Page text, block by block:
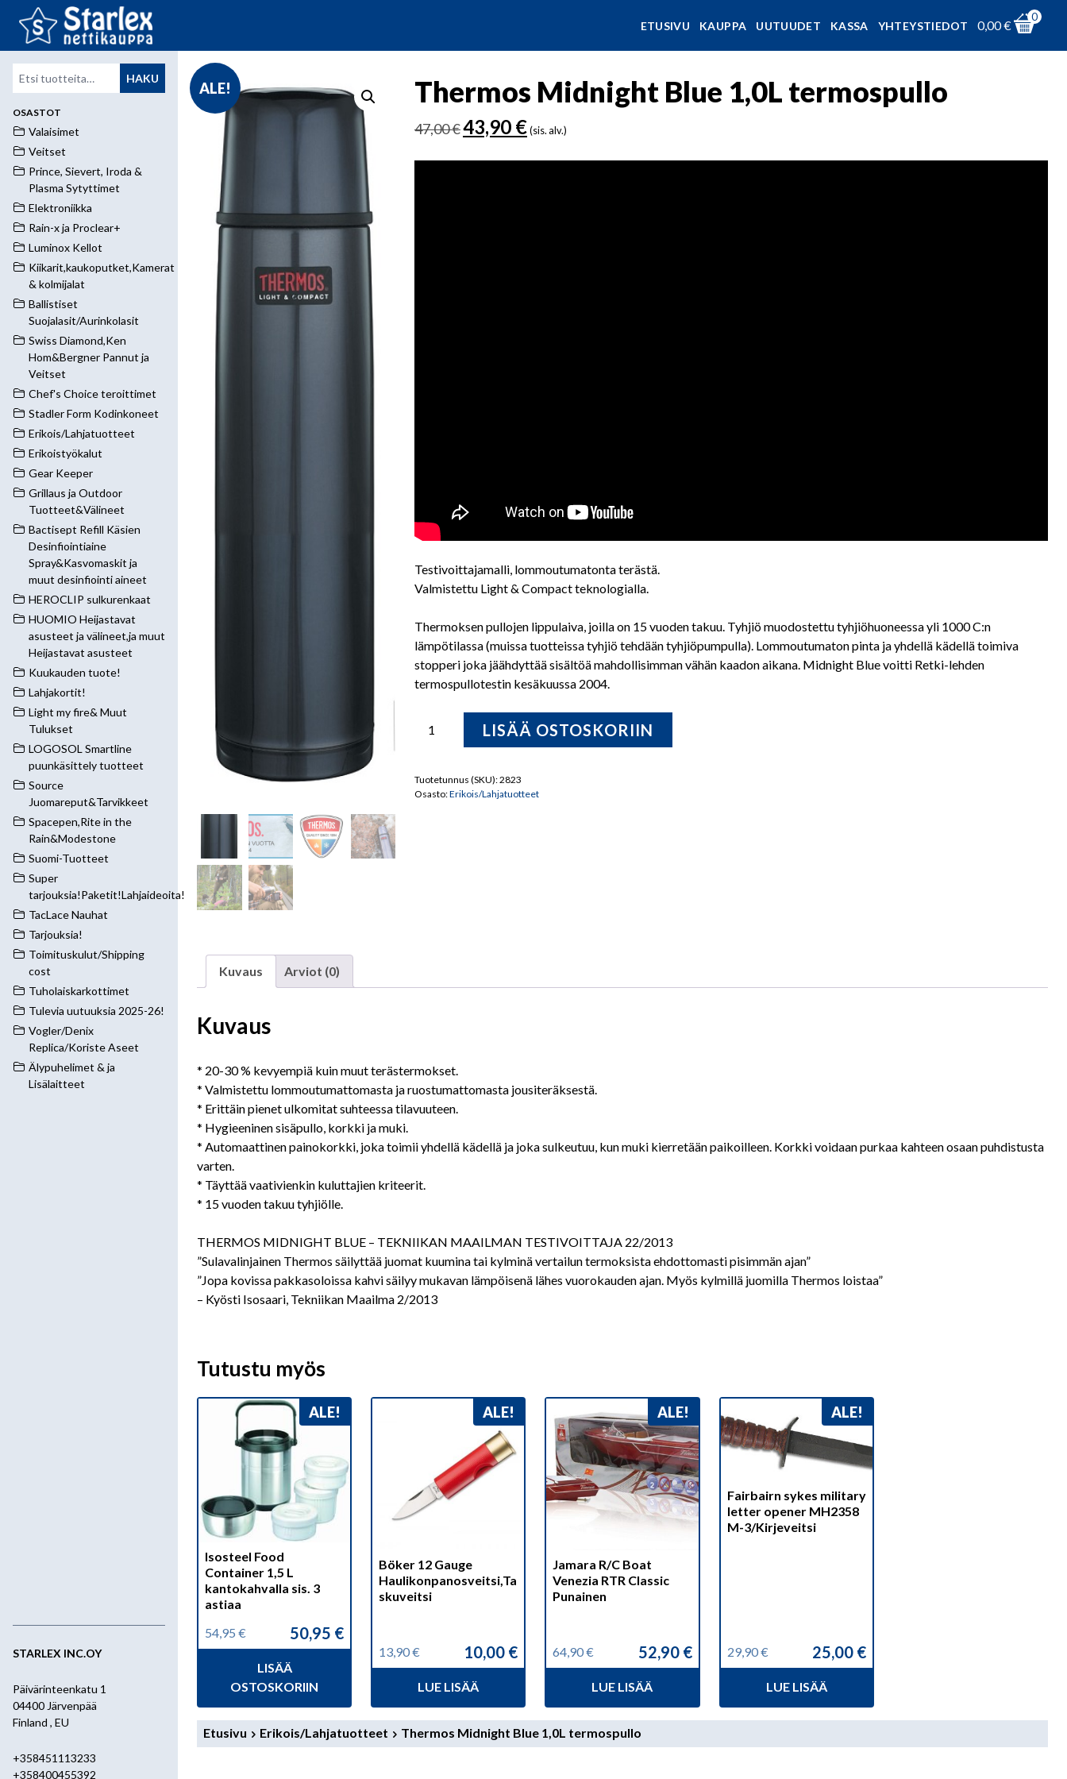
ETUSIVU KAUPPA UUTUUDET KASSA YHTEYSTIEDOT 0,00€
0
Etsi: HAKU
OSASTOT
Valaisimet
Veitset
Prince, Sievert, Iroda &
Plasma Sytyttimet
Elektroniikka
Rain-x ja Proclear+
Luminox Kellot
Kiikarit,kaukoputket,Kamerat
& kolmijalat
Ballistiset
Suojalasit/Aurinkolasit
Swiss Diamond,Ken
Hom&Bergner Pannut ja
Veitset
Chef's Choice teroittimet
Stadler Form Kodinkoneet
Erikois/Lahjatuotteet
Erikoistyökalut
Gear Keeper
Grillaus ja Outdoor
Tuotteet&Välineet
Bactisept Refill Käsien
Desinfiointiaine
Spray&Kasvomaskit ja
muut desinfiointi aineet
HEROCLIP sulkurenkaat
HUOMIO Heijastavat
asusteet ja välineet,ja muut
Heijastavat asusteet
Kuukauden tuote!
Lahjakortit!
Light my fire& Muut
Tulukset
LOGOSOL Smartline
puunkäsittely tuotteet
Source
Juomareput&Tarvikkeet
Spacepen,Rite in the
Rain&Modestone
Suomi-Tuotteet
Super
tarjouksia!Paketit!Lahjaideoita!
TacLace Nauhat
Tarjouksia!
Toimituskulut/Shipping
cost
Tuholaiskarkottimet
Tulevia uutuuksia 2025-26!
Vogler/Denix
Replica/Koriste Aseet
Älypuhelimet & ja
Lisälaitteet
STARLEX INC.OY
Päivärinteenkatu 1
04400 Järvenpää
Finland , EU
+358451113233
+358400455392
ALE! Thermos Midnight Blue 1,0L termospullo
47,00€ Alkuperäinen
hinta
oli:
43,90 €Nykyinen
hinta
on:
(sis. alv.)
Testivoittajamalli, lommoutumatonta terästä.
Valmistettu Light & Compact teknologialla.
Thermoksen pullojen lippulaiva, joilla on 15 vuoden takuu. Tyhjiö muodostettu tyhjiöhuoneessa yli 1000 C:n
lämpötilassa (muissa tuotteissa tyhjiö tehdään tyhjiöpumpulla). Lommoutumaton pinta ja yhdellä kädellä toimiva
stopperi joka jäähdyttää sisältöä mahdollisimman vähän kaadon aikana. Midnight Blue voitti Retki-lehden
termospullotestin kesäkuussa 2004.
Midnight
1,0L
termospullo
LISÄÄ OSTOSKORIIN
Tuotetunnus (SKU):2823
Osasto:Erikois/Lahjatuotteet
Kuvaus Arviot (0)
Kuvaus
* 20-30 % kevyempiä kuin muut terästermokset.
* Valmistettu lommoutumattomasta ja ruostumattomasta jousiteräksestä.
* Erittäin pienet ulkomitat suhteessa tilavuuteen.
* Hygieeninen sisäpullo, korkki ja muki.
* Automaattinen painokorkki, joka toimii yhdellä kädellä ja joka sulkeutuu, kun muki kierretään paikoilleen. Korkki voidaan purkaa kahteen osaan puhdistusta
varten.
* Täyttää vaativienkin kuluttajien kriteerit.
* 15 vuoden takuu tyhjiölle.
THERMOS MIDNIGHT BLUE – TEKNIIKAN MAAILMAN TESTIVOITTAJA 22/2013
”Sulavalinjainen Thermos säilyttää juomat kuumina tai kylminä vertailun termoksista ehdottomasti pisimmän ajan”
”Jopa kovissa pakkasoloissa kahvi säilyy mukavan lämpöisenä lähes vuorokauden ajan. Myös kylmillä juomilla Thermos loistaa”
– Kyösti Isosaari, Tekniikan Maailma 2/2013
Tutustu myös
ALE!
Isosteel Food
Container 1,5 L
kantokahvalla sis. 3
astiaa
54,95 €
Alkuperäinen
54,95 €.
50,95 €
Nykyinen
50,95 €.
LISÄÄ
OSTOSKORIIN
ALE!
Böker 12 Gauge
Haulikonpanosveitsi,Ta
skuveitsi
13,90€
Alkuperäinen
13,90 €.
10,00 €
Nykyinen
10,00 €.
LUE LISÄÄ
ALE!
Jamara R/C Boat
Venezia RTR Classic
Punainen
64,90€
Alkuperäinen
64,90 €.
52,90 €
Nykyinen
52,90 €.
LUE LISÄÄ
ALE!
Fairbairn sykes military
letter opener MH2358
M-3/Kirjeveitsi
29,90€
Alkuperäinen
29,90 €.
25,00 €
Nykyinen
25,00 €.
LUE LISÄÄ
Etusivu Erikois/Lahjatuotteet Thermos Midnight Blue 1,0L termospullo